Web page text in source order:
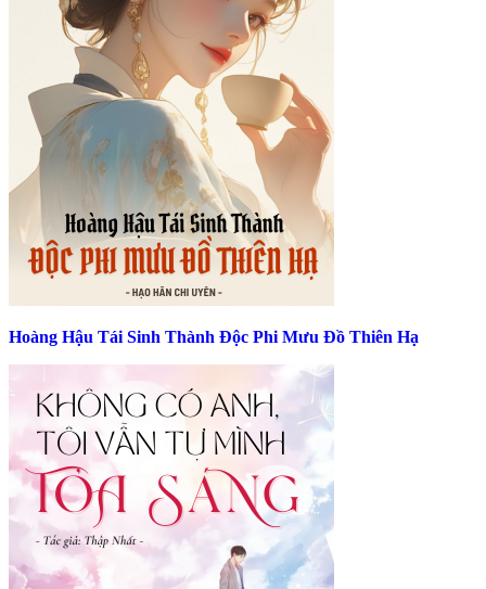
Hoàng Hậu Tái Sinh Thành Độc Phi Mưu Đồ Thiên Hạ